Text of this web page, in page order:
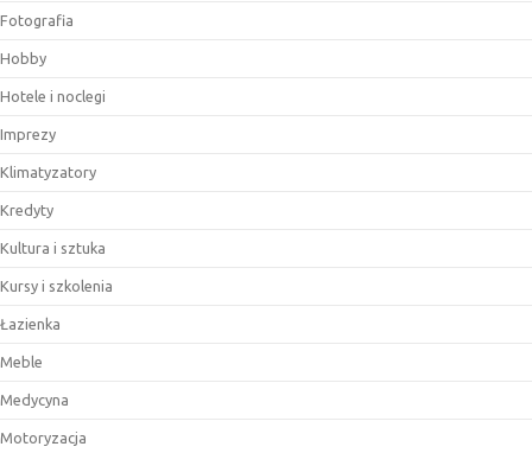
Fotografia
Hobby
Hotele i noclegi
Imprezy
Klimatyzatory
Kredyty
Kultura i sztuka
Kursy i szkolenia
Łazienka
Meble
Medycyna
Motoryzacja